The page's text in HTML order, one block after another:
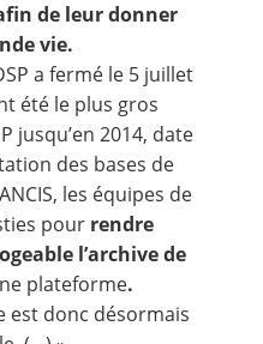
de leur donner
vie.
a fermé le 5 juillet
été le plus gros
jusqu’en 2014, date
des bases de
les équipes de
pour rendre
l’archive de
plateforme.
est donc désormais